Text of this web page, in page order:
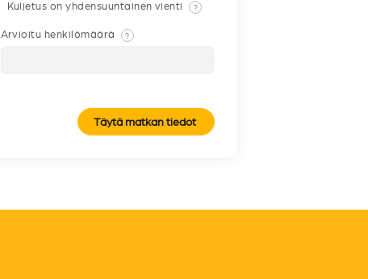
Kuljetus on yhdensuuntainen vienti ?
Arvioitu henkilömäärä ?
Täytä matkan tiedot